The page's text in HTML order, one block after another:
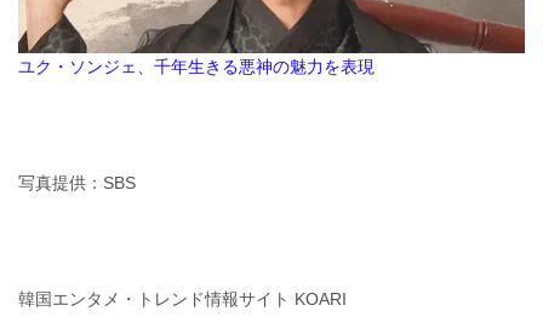
ユク・ソンジェ、千年生きる悪神の魅力を表現
写真提供：SBS
韓国エンタメ・トレンド情報サイト KOARI